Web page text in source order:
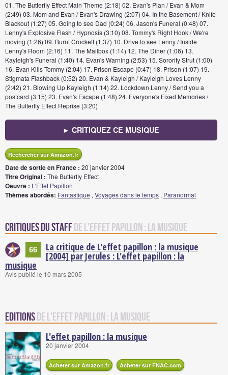
01. The Butterfly Effect Main Theme (2:18) 02. Evan's Plan / Evan & Mom
(2:49) 03. Mom and Evan / Evan's Drawing (2:07) 04. In the Basement / Knife
Blackout (1:27) 05. Going to see Dad (0:24) 06. Jason's Funeral (0:48) 07.
Lenny's Explosive Flash / Hypnosis (3:10) 08. Tommy's Right Hook / We're
moving (1:26) 09. Burnt Crockett (1:37) 10. Drive to see Lenny / Inside
Lenny's Room (2:16) 11. The Mailbox (1:14) 12. The Diner (1:06) 13.
Kayleigh's Funeral (1:40) 14. Evan's Warning (2:53) 15. Sorority Strut (1:00)
16. Evan Kills Tommy (2:04) 17. Prison Escape (0:47) 18. Prison (1:07) 19.
Stigmata Flashback (0:52) 20. Evan & Kayleigh / Kayleigh Loves Lenny
(2:42) 21. Blowing Up Kayleigh (1:14) 22. Lockdown Lenny / Send you a
postcard (3:15) 23. Evan's Escape (1:48) 24. Everyone's Fixed Memories /
The Butterfly Effect Reprise (3:20)
► CRITIQUEZ CE MUSIQUE
Rechercher sur Amazon.fr
Date de sortie en France : 20 janvier 2004
Titre Original : The Butterfly Effect
Oeuvre : L'Effet Papillon
Thèmes abordés: Fantastique , Voyages dans le temps , Paranormal
Critiques du staffde L'effet papillon : la musique
66 La critique de L'effet papillon : la musique
[2004] par Jerules : L'effet papillon : la
musique
Avis publié le 10 mars 2005
Editionsde L'effet papillon : la musique
L'effet papillon : la musique
20 janvier 2004
Acheter sur Amazon.fr Acheter sur FNAC.com